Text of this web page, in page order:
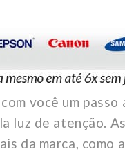
você um
luz de atenção.
da marca, como